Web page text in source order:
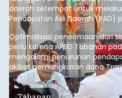
Tabanan
Submitted by contributoronThu,
Baca